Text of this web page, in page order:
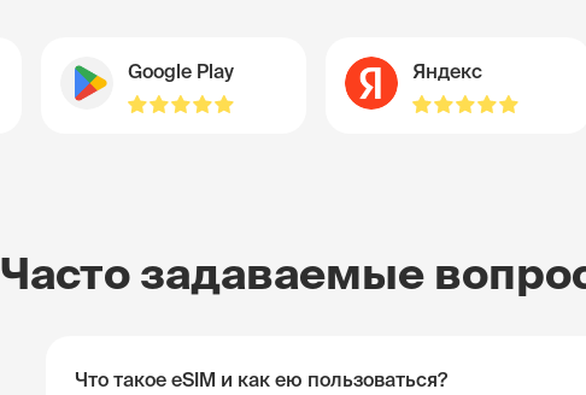
Google Play Яндекс
Часто задаваемые
Что такое eSIM и как ею пользоваться?